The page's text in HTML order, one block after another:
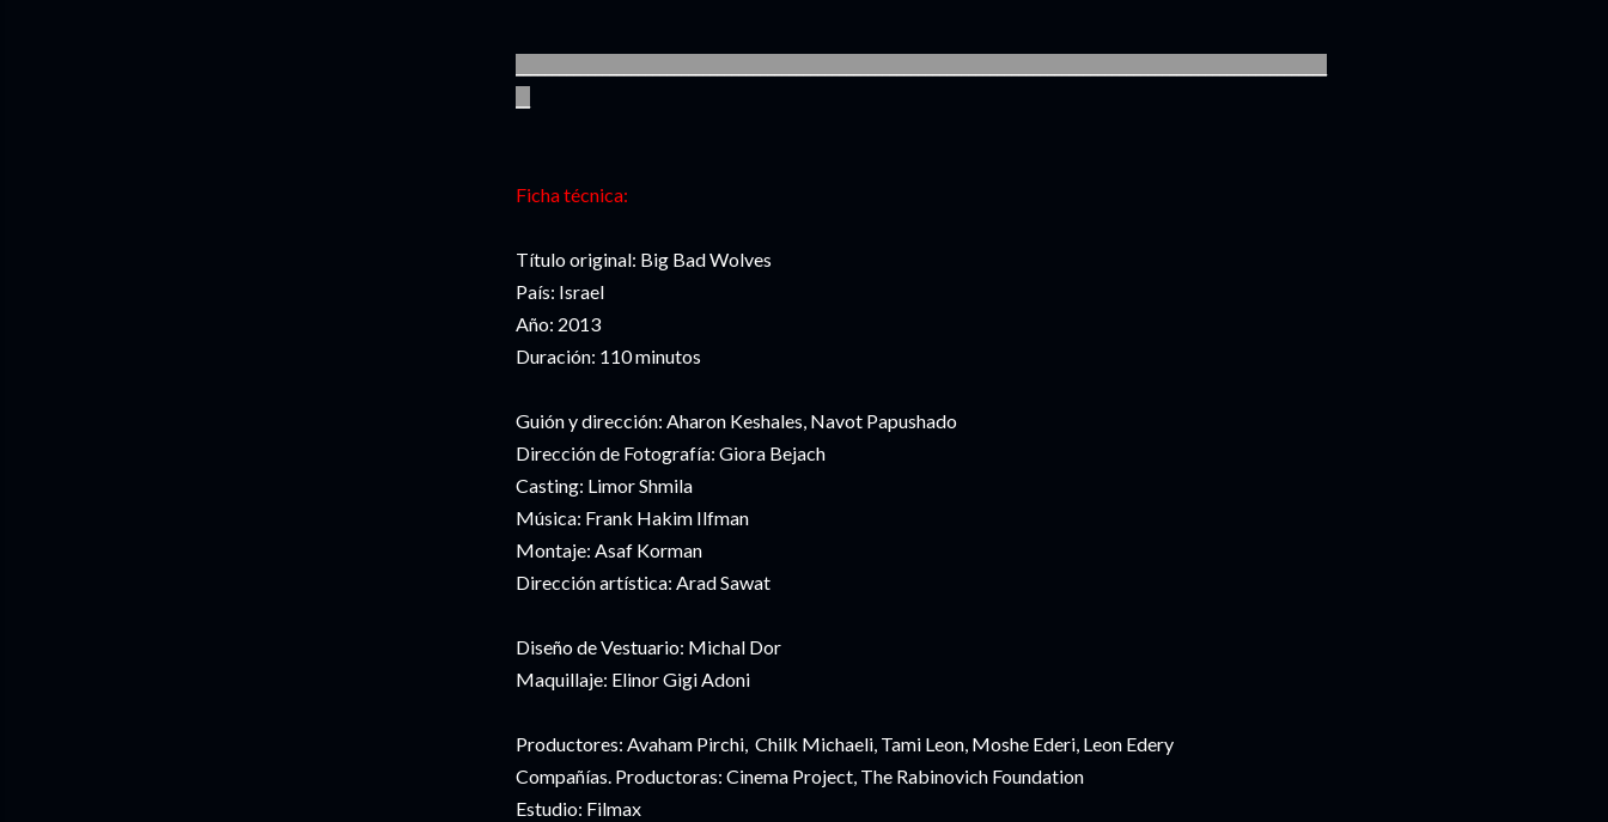
Ficha técnica:
Título original: Big Bad Wolves
País: Israel
Año: 2013
Duración: 110 minutos
Guión y dirección: Aharon Keshales, Navot Papushado
Dirección de Fotografía: Giora Bejach
Casting: Limor Shmila
Música: Frank Hakim Ilfman
Montaje: Asaf Korman
Dirección artística: Arad Sawat
Diseño de Vestuario: Michal Dor
Maquillaje: Elinor Gigi Adoni
Productores: Avaham Pirchi, Chilk Michaeli, Tami Leon, Moshe Ederi, Leon Edery
Compañías. Productoras: Cinema Project, The Rabinovich Foundation
Estudio: Filmax